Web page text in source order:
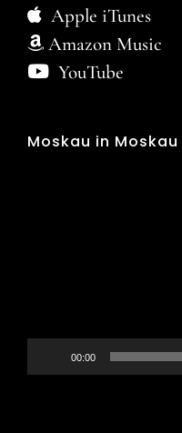
Apple iTunes
Amazon Music
YouTube
Moskau in Moskau
00:00